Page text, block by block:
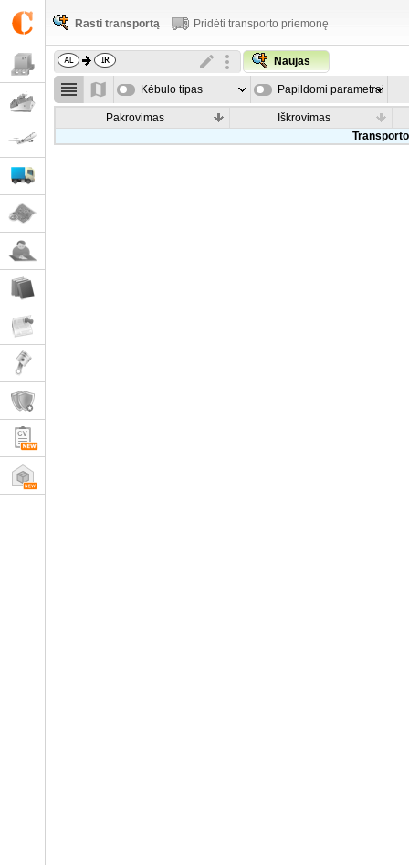
Rasti transportą Pridėti transporto priemonę
Naujas
Kėbulo tipas Papildomi parametrai
Pakrovimas
Iškrovimas